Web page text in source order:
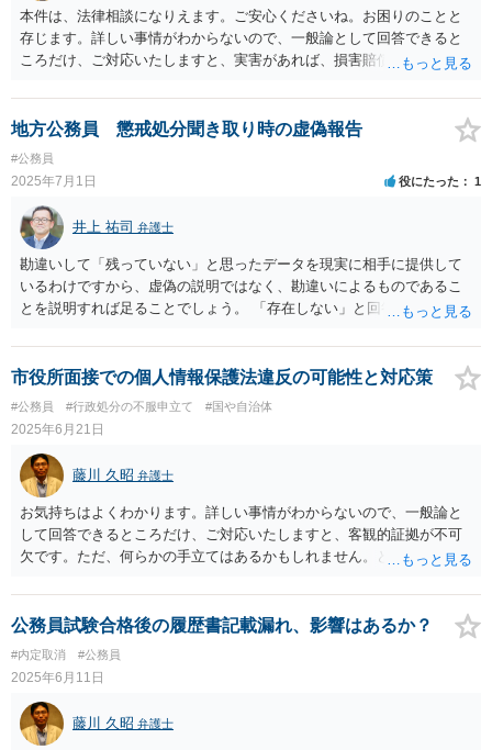
当解雇 ・障害の状況を考慮せず、主治医の意見にも反するような非現
実的なリハビリ案を提示し、それに応じられないことを理由に解雇す
ることは、客観的に合理的な理由を欠き、社会通念上相当とはいえ
ず、「不当解雇」として無効となる可能性があります。 これらの市の
責任を追及するため、慰謝料請求や解雇の無効を主張していくことに
なります。 今後の対応としては、まず証拠（園長の発言録音、診断
書、市とのやり取りの記録など）を整理した上で、弁護士が代理人と
なり、市に対して解雇の撤回と損害賠償（慰謝料を含む）を求める交
渉を行うのが第一歩です。 交渉で解決しない場合は、裁判所に対し
て、解雇の無効を認めてもらうための訴訟（地位確認請求）や、パワ
ハラ等による精神的苦痛に対する損害賠償請求訴訟を提起することに
なります。 詳細な経緯と証拠を基に、具体的な請求内容と今後の戦略
を立てるためにも、一度弁護士にご相談されることをお勧めします。
本件は、法律相談になりえます。ご安心くださいね。お困りのことと
存じます。詳しい事情がわからないので、一般論として回答できると
ころだけ、ご対応いたしますと、実害があれば、損害賠償請求されて
限らないです。損害賠償請求は可能ですが、損害との因果関係の立証
が容易ではないと思われます。納得のいかない場合は同意しないで下
さい！ どうしても不安であれば、この手の問題に精通した弁護士等
に、ﾈｯﾄではなく直接相談されるのが良いと思われます。お力になりた
いと思います。良い解決になりますよう祈念しております。
地方公務員 懲戒処分聞き取り時の虚偽報告
#公務員
2025年7月1日 役にたった 1
井上 祐司 弁護士
勘違いして「残っていない」と思ったデータを現実に相手に提供して
いるわけですから、虚偽の説明ではなく、勘違いによるものであるこ
とを説明すれば足ることでしょう。 「存在しない」と回答したデータ
な役所でも頻繁に起こることです。
市役所面接での個人情報保護法違反の可能性と対応策
#公務員 #行政処分の不服申立て #国や自治体
2025年6月21日
藤川 久昭 弁護士
お気持ちはよくわかります。詳しい事情がわからないので、一般論と
して回答できるところだけ、ご対応いたしますと、客観的証拠が不可
欠です。ただ、何らかの手立てはあるかもしれません。どうしても不
接相談されるのが良いと思われます。良い解決になりますよう祈念し
ております。
公務員試験合格後の履歴書記載漏れ、影響はあるか？
#内定取消 #公務員
2025年6月11日
藤川 久昭 弁護士